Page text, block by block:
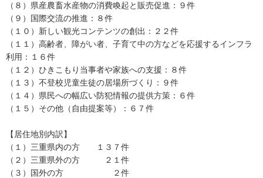
（８）県産農畜水産物の消費喚起と販売促進：９件
（９）国際交流の推進：８件
（１０）新しい観光コンテンツの創出：２２件
（１１）高齢者、障がい者、子育て中の方などを応援するインフラ
利用：１６件
（１２）ひきこもり当事者や家族への支援：８件
（１３）不登校児童生徒の居場所づくり：９件
（１４）県民への幅広い防犯情報の提供方策：６件
（１５）その他（自由提案等）：６７件
【居住地別内訳】
（１）三重県内の方 １３７件
（２）三重県外の方 ２１件
（３）国外の方 ２件